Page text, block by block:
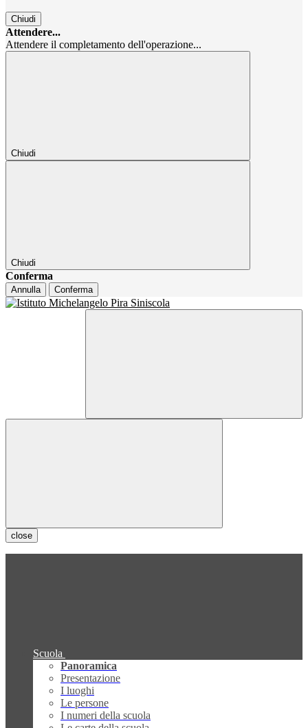
Chiudi
Attendere...
Attendere il completamento dell'operazione...
Chiudi
Chiudi
Conferma
Annulla Conferma
close
Scuola
Panoramica
Presentazione
I luoghi
Le persone
I numeri della scuola